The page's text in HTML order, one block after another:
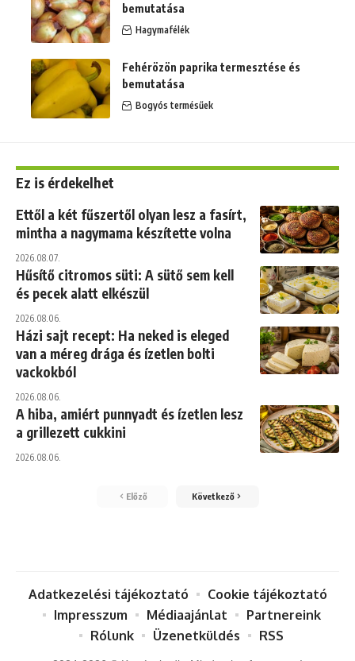
bemutatása
Hagymafélék
Fehérözön paprika termesztése és
bemutatása
Bogyós termésűek
Ez is érdekelhet
Ettől a két fűszertől olyan lesz a fasírt,
mintha a nagymama készítette volna
2026.08.07.
Hűsítő citromos süti: A sütő sem kell
és pecek alatt elkészül
2026.08.06.
Házi sajt recept: Ha neked is eleged
van a méreg drága és ízetlen bolti
vackokból
2026.08.06.
A hiba, amiért punnyadt és ízetlen lesz
a grillezett cukkini
2026.08.06.
Előző Következő
Adatkezelési tájékoztató
Cookie tájékoztató
Impresszum
Médiaajánlat
Partnereink
Rólunk
Üzenetküldés RSS